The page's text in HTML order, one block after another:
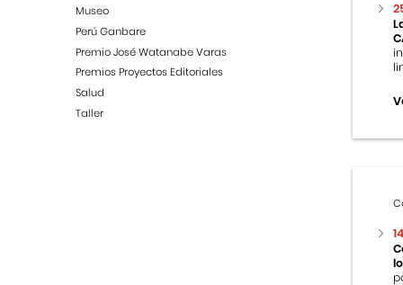
Museo
Perú Ganbare
Premio José Watanabe Varas
Premios Proyectos Editoriales
Salud
Taller